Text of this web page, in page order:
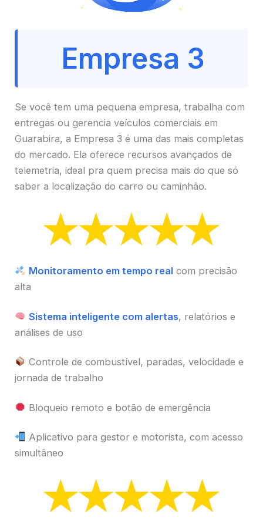
Empresa 3
Se você tem uma pequena empresa, trabalha com
entregas ou gerencia veículos comerciais em
Guarabira, a Empresa 3 é uma das mais completas
do mercado. Ela oferece recursos avançados de
telemetria, ideal pra quem precisa mais do que só
saber a localização do carro ou caminhão.
Monitoramento em tempo realcom precisão
alta
Sistema inteligente com alertas, relatórios e
análises de uso
Controle de combustível, paradas, velocidade e
jornada de trabalho
Bloqueio remoto e botão de emergência
Aplicativo para gestor e motorista, com acesso
simultâneo